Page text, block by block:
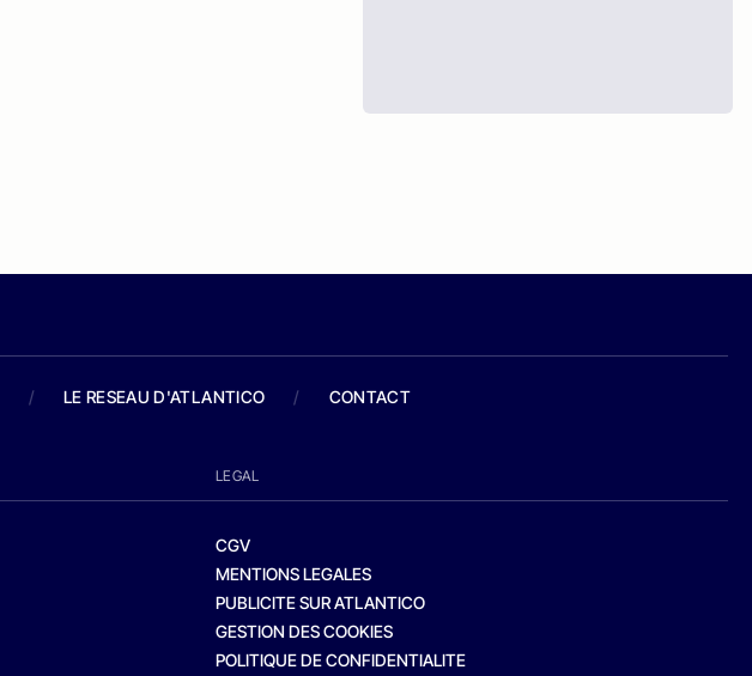
/ LE RESEAU D'ATLANTICO / CONTACT
LEGAL
CGV
MENTIONS LEGALES
PUBLICITE SUR ATLANTICO
GESTION DES COOKIES
POLITIQUE DE CONFIDENTIALITE